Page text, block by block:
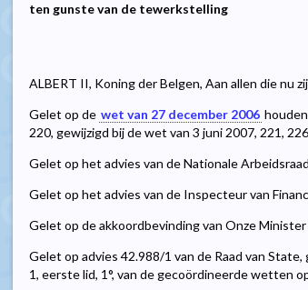
ten gunste van de tewerkstelling
ALBERT II, Koning der Belgen, Aan allen die nu
Gelet op de wet van 27 december 2006
220, gewijzigd bij de wet van 3 juni 2007, 221,
Gelet op het advies van de Nationale
Gelet op het advies van de Inspecteur van
Gelet op de akkoordbevinding van Onze
Gelet op advies 42.988/1 van de Raad van
1, eerste lid, 1°, van de gecoördineerde wetten